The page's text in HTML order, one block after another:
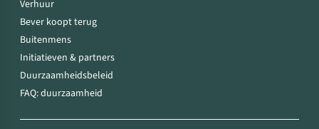
Verhuur
Bever koopt terug
Buitenmens
Initiatieven & partners
Duurzaamheidsbeleid
FAQ: duurzaamheid